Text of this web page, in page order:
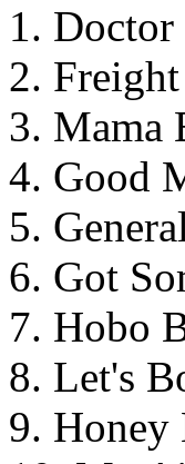
1.
2.
3. Mama
4. Good
5.
6. Got
7. Hobo
8. Let's
9. Honey